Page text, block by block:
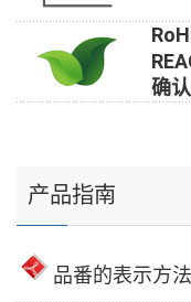
确
产品指南
品番的表示方法